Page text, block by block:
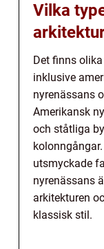
Vilka
Det finns
inklusive
nyrenässans
Amerikansk
och ståtliga
utsmyckade
nyrenässans
arkitekturen
klassisk stil.